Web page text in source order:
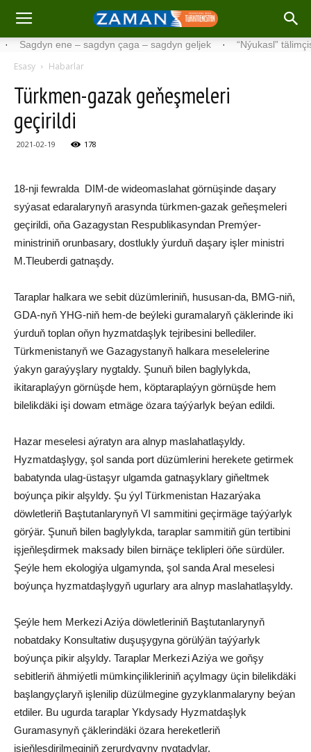
ene – sagdyn çaga – sagdyn geljek · “Nýukasl” tälimçisini
Esasy Habarlar
Türkmen-gazak geňeşmeleri
geçirildi
2021-02-19 178
18-nji fewralda DIM-de wideomaslahat görnüşinde daşary
syýasat edaralarynyň arasynda türkmen-gazak geňeşmeleri
geçirildi, oňa Gazagystan Respublikasyndan Premýer-
ministriniň orunbasary, dostlukly ýurduň daşary işler ministri
M.Tleuberdi gatnaşdy.
Taraplar halkara we sebit düzümleriniň, hususan-da, BMG-niň,
GDA-nyň YHG-niň hem-de beýleki guramalaryň çäklerinde iki
ýurduň toplan oňyn hyzmatdaşlyk tejribesini bellediler.
Türkmenistanyň we Gazagystanyň halkara meselelerine
ýakyn garaýyşlary nygtaldy. Şunuň bilen baglylykda,
ikitaraplaýyn görnüşde hem, köptaraplaýyn görnüşde hem
bilelikdäki işi dowam etmäge özara taýýarlyk beýan edildi.
Hazar meselesi aýratyn ara alnyp maslahatlaşyldy.
Hyzmatdaşlygy, şol sanda port düzümlerini herekete getirmek
babatynda ulag-üstaşyr ulgamda gatnaşyklary giňeltmek
boýunça pikir alşyldy. Şu ýyl Türkmenistan Hazarýaka
döwletleriň Baştutanlarynyň VI sammitini geçirmäge taýýarlyk
görýär. Şunuň bilen baglylykda, taraplar sammitiň gün tertibini
işjeňleşdirmek maksady bilen birnäçe teklipleri öňe sürdüler.
Şeýle hem ekologiýa ulgamynda, şol sanda Aral meselesi
boýunça hyzmatdaşlygyň ugurlary ara alnyp maslahatlaşyldy.
Şeýle hem Merkezi Aziýa döwletleriniň Baştutanlarynyň
nobatdaky Konsultatiw duşuşygyna görülýän taýýarlyk
boýunça pikir alşyldy. Taraplar Merkezi Aziýa we goňşy
sebitleriň ähmiýetli mümkinçilikleriniň açylmagy üçin bilelikdäki
başlangyçlaryň işlenilip düzülmegine gyzyklanmalaryny beýan
etdiler. Bu ugurda taraplar Ykdysady Hyzmatdaşlyk
Guramasynyň çäklerindäki özara hereketleriň
işjeňleşdirilmeginiň zerurdygyny nygtadylar.